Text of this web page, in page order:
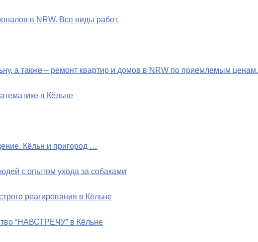
в NRW. Все виды работ.
а также – ремонт квартир и домов в NRW по приемлемым ценам.
в Кёльне
Кёльн и пригород …
с опытом ухода за собаками
реагирования в Кёльне
“НАВСТРЕЧУ” в Кёльне